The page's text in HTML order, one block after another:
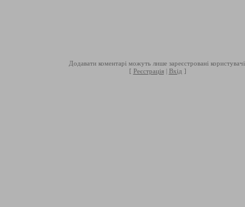
Додавати коментарі можуть лише зареєстровані користувачі.
[ Реєстрація| Вхід ]